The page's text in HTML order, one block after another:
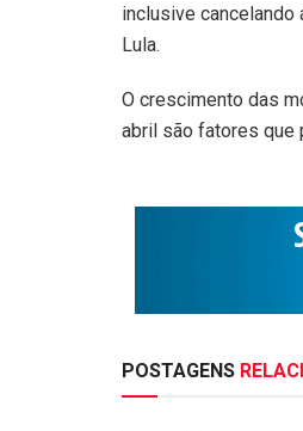
inclusive
Lula.
O crescimento das
abril são fatores que
POSTAGENS